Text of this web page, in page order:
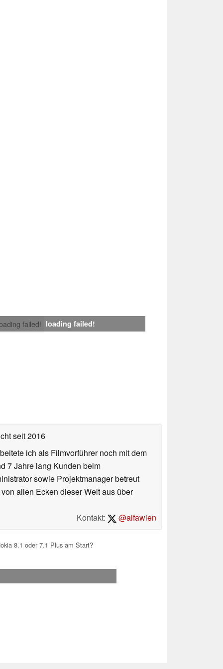
failed! loading failed!
seit 2016
ich als Filmvorführer noch mit dem
7 Jahre lang Kunden beim
sowie Projektmanager betreut
allen Ecken dieser Welt aus über
Kontakt: @alfawien
8.1 oder 7.1 Plus am Start?